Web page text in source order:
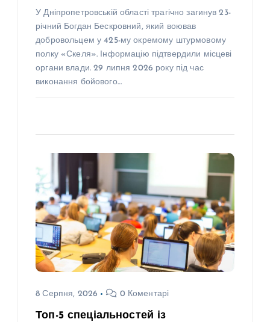
У Дніпропетровській області трагічно загинув 23-
річний Богдан Бескровний, який воював
добровольцем у 425-му окремому штурмовому
полку «Скеля». Інформацію підтвердили місцеві
органи влади. 29 липня 2026 року під час
виконання бойового…
8 Серпня, 2026 0 Коментарі
Топ-5 спеціальностей із